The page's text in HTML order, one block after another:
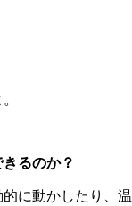
るのか？
に動かしたり、